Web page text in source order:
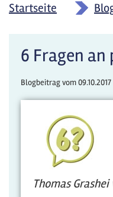
Startseite »
6 Fragen an
Blogbeitrag vom09.10.2017
Thomas Grashei